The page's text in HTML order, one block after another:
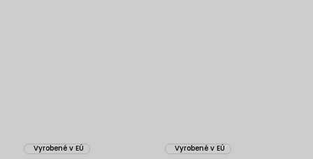
Vyrobené v EÚ Vyrobené v EÚ